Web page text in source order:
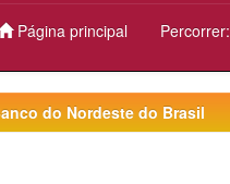
Página principal Percorrer:
do Nordeste do Brasil